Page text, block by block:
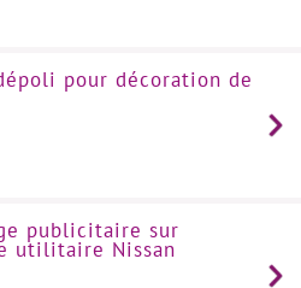
pour décoration de
publicitaire sur
utilitaire Nissan